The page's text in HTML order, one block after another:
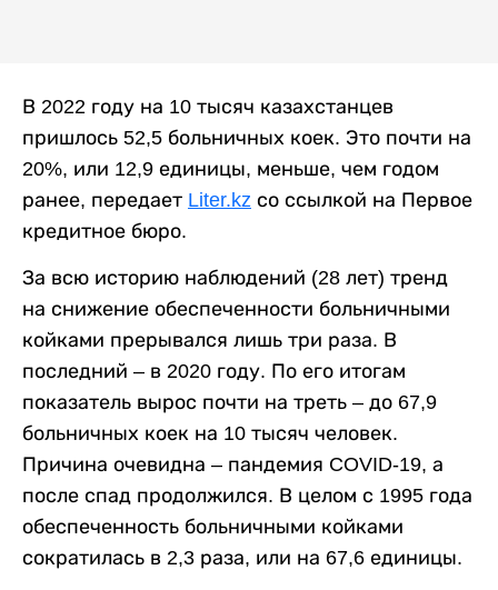
В 2022 году на 10 тысяч казахстанцев
пришлось 52,5 больничных коек. Это почти на
20%, или 12,9 единицы, меньше, чем годом
ранее, передает Liter.kz со ссылкой на Первое
кредитное бюро.
За всю историю наблюдений (28 лет) тренд
на снижение обеспеченности больничными
койками прерывался лишь три раза. В
последний – в 2020 году. По его итогам
показатель вырос почти на треть – до 67,9
больничных коек на 10 тысяч человек.
Причина очевидна – пандемия COVID-19, а
после спад продолжился. В целом с 1995 года
обеспеченность больничными койками
сократилась в 2,3 раза, или на 67,6 единицы.